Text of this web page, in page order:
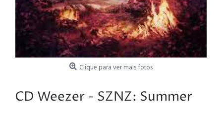
Clique para ver mais fotos
CD Weezer - SZNZ: Summer